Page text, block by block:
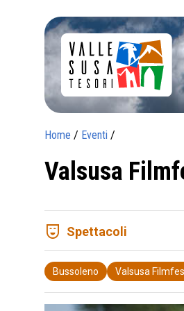
Home / Eventi /
Valsusa
comedy_mask Spettacoli
Bussoleno Valsusa